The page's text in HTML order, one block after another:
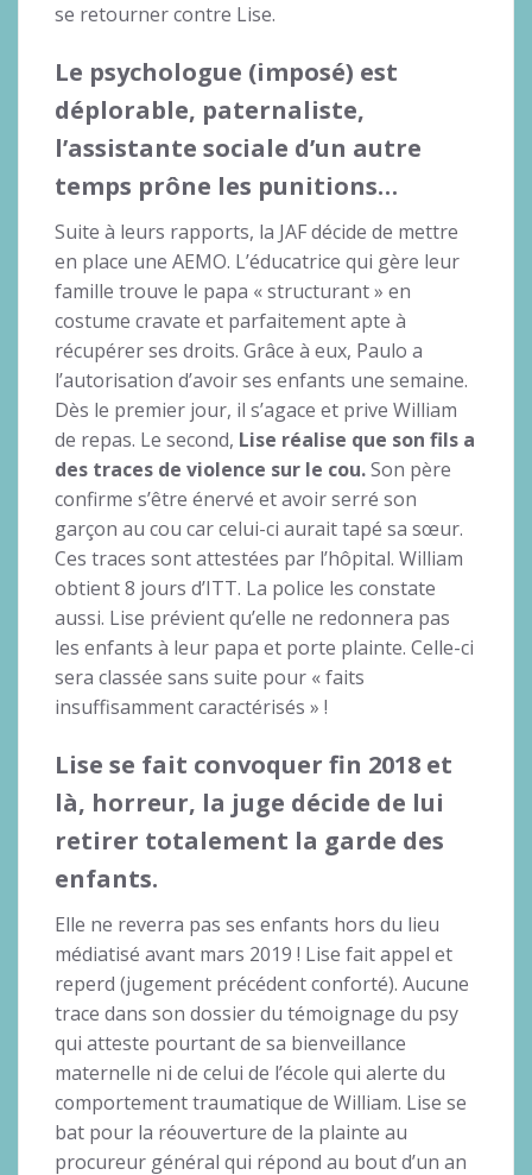
se retourner contre Lise.
Le psychologue (imposé) est
déplorable, paternaliste,
l’assistante sociale d’un autre
temps prône les punitions…
Suite à leurs rapports, la JAF décide de mettre
en place une AEMO. L’éducatrice qui gère leur
famille trouve le papa « structurant » en
costume cravate et parfaitement apte à
récupérer ses droits. Grâce à eux, Paulo a
l’autorisation d’avoir ses enfants une semaine.
Dès le premier jour, il s’agace et prive William
de repas. Le second, Lise réalise que son fils a
des traces de violence sur le cou.Son père
confirme s’être énervé et avoir serré son
garçon au cou car celui-ci aurait tapé sa sœur.
Ces traces sont attestées par l’hôpital. William
obtient 8 jours d’ITT. La police les constate
aussi. Lise prévient qu’elle ne redonnera pas
les enfants à leur papa et porte plainte. Celle-ci
sera classée sans suite pour « faits
insuffisamment caractérisés » !
Lise se fait convoquer fin 2018 et
là, horreur, la juge décide de lui
retirer totalement la garde des
enfants.
Elle ne reverra pas ses enfants hors du lieu
médiatisé avant mars 2019 ! Lise fait appel et
reperd (jugement précédent conforté). Aucune
trace dans son dossier du témoignage du psy
qui atteste pourtant de sa bienveillance
maternelle ni de celui de l’école qui alerte du
comportement traumatique de William. Lise se
bat pour la réouverture de la plainte au
procureur général qui répond au bout d’un an